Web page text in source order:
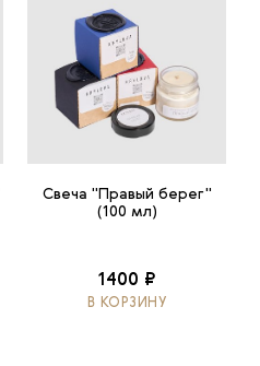
Свеча "Правый берег"
(100 мл)
1400 ₽
В КОРЗИНУ